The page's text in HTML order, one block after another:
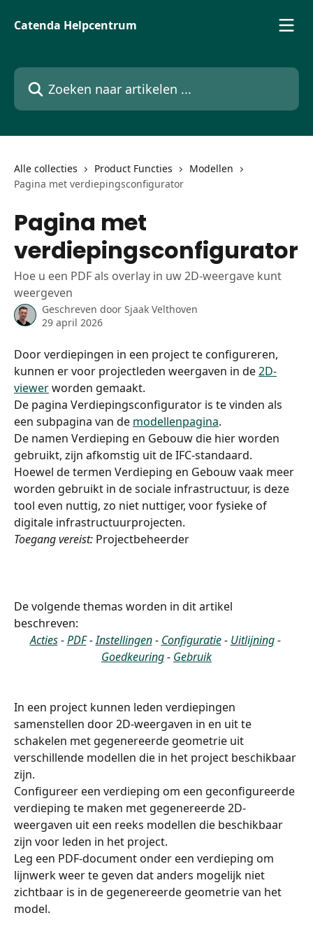
Catenda Helpcentrum
Zoeken naar artikelen ...
Alle collecties Product Functies
Modellen
Pagina met verdiepingsconfigurator
Pagina met
verdiepingsconfigurator
Hoe u een PDF als overlay in uw 2D-weergave kunt
weergeven
Geschreven door Sjaak Velthoven
29 april 2026
Door verdiepingen in een project te configureren,
kunnen er voor projectleden weergaven in de 2D-
viewer worden gemaakt.
De pagina Verdiepingsconfigurator is te vinden als
een subpagina van de modellenpagina.
De namen Verdieping en Gebouw die hier worden
gebruikt, zijn afkomstig uit de IFC-standaard.
Hoewel de termen Verdieping en Gebouw vaak meer
worden gebruikt in de sociale infrastructuur, is deze
tool even nuttig, zo niet nuttiger, voor fysieke of
digitale infrastructuurprojecten.
Toegangvereist: Projectbeheerder​
De volgende themas worden in dit artikel
beschreven:
Acties - PDF - Instellingen - Configuratie - Uitlijning -
Goedkeuring - Gebruik
In een project kunnen leden verdiepingen
samenstellen door 2D-weergaven in en uit te
schakelen met gegenereerde geometrie uit
verschillende modellen die in het project beschikbaar
zijn.
Configureer een verdieping om een geconfigureerde
verdieping te maken met gegenereerde 2D-
weergaven uit een reeks modellen die beschikbaar
zijn voor leden in het project.
Leg een PDF-document onder een verdieping om
lijnwerk weer te geven dat anders mogelijk niet
zichtbaar is in de gegenereerde geometrie van het
model.